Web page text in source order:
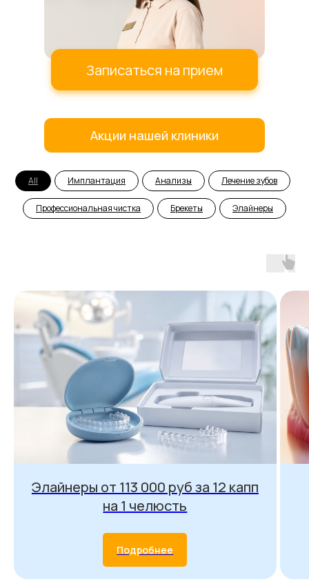
Записаться на прием
Акции нашей клиники
All Имплантация Анализы Лечение зубов
Профессиональная чистка Брекеты Элайнеры
Элайнеры от 113 000 руб за 12 капп
на 1 челюсть
Подробнее